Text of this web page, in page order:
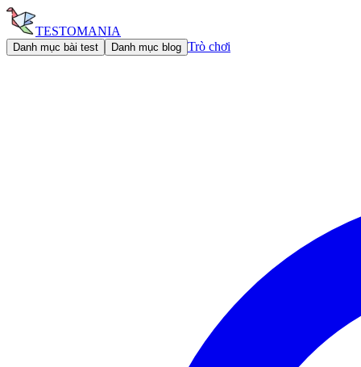
TESTOMANIA
Danh mục bài test Danh mục blog Trò chơi